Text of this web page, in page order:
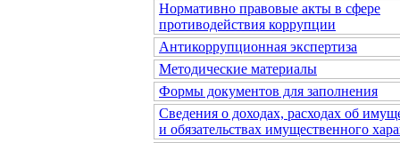
Нормативно правовые акты в сфере
противодействия коррупции
Антикоррупционная экспертиза
Методические материалы
Формы документов для заполнения
Сведения о доходах, расходах об
и обязательствах имущественного